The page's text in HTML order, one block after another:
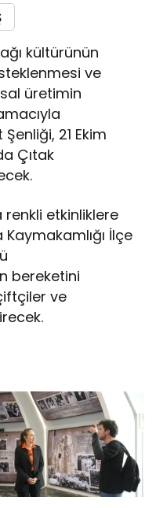
kültürünün
ve
üretimin
21 Ekim
Çıtak
renkli etkinliklere
İlçe
bereketini
ve